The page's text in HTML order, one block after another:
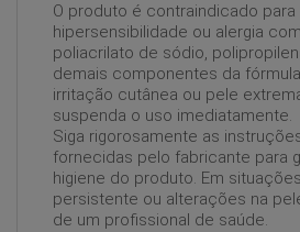
O produto é contraindicado
hipersensibilidade ou alergia
poliacrilato de sódio,
demais componentes da
irritação cutânea ou pele
suspenda o uso imediatamente.
Siga rigorosamente as
fornecidas pelo fabricante para
higiene do produto. Em
persistente ou alterações na
de um profissional de saúde.